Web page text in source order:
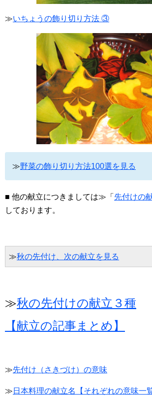
≫いちょうの飾り切り方法 ③
≫野菜の飾り切り方法100選を見る
■ 他の献立につきましては≫「 先付けの
しております。
≫秋の先付け、次の献立を見る
≫秋の先付けの献立３種
【献立の記事まとめ】
≫先付け（さきづけ）の意味
≫ 日本料理の献立名【それぞれの意味一覧